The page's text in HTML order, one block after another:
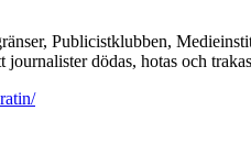
Publicistklubben,
dödas, hotas och